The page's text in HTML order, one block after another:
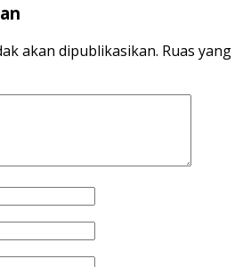
akan dipublikasikan. Ruas yang